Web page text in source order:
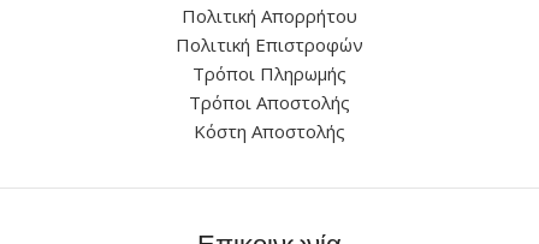
Πολιτική Απορρήτου
Πολιτική Επιστροφών
Τρόποι Πληρωμής
Τρόποι Αποστολής
Κόστη Αποστολής